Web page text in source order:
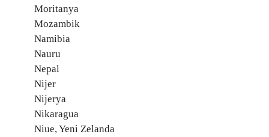
Moritanya
Mozambik
Namibia
Nauru
Nepal
Nijer
Nijerya
Nikaragua
Niue, Yeni Zelanda